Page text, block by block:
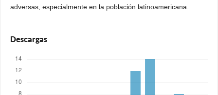
adversas, especialmente en la población latinoamericana.
Descargas